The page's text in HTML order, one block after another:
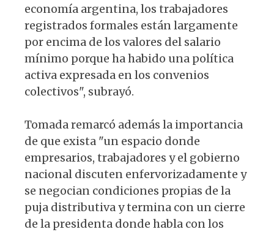
economía argentina, los trabajadores
registrados formales están largamente
por encima de los valores del salario
mínimo porque ha habido una política
activa expresada en los convenios
colectivos", subrayó.
Tomada remarcó además la importancia
de que exista "un espacio donde
empresarios, trabajadores y el gobierno
nacional discuten enfervorizadamente y
se negocian condiciones propias de la
puja distributiva y termina con un cierre
de la presidenta donde habla con los